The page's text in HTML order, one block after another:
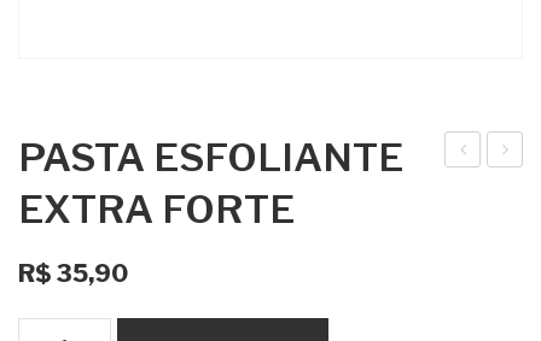
PASTA ESFOLIANTE
EXTRA FORTE
R$ 35,90